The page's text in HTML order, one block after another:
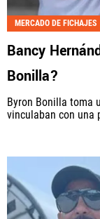
MERCADO DE FICHAJES
Bancy
Bonilla?
Byron Bonilla toma
vinculaban con una